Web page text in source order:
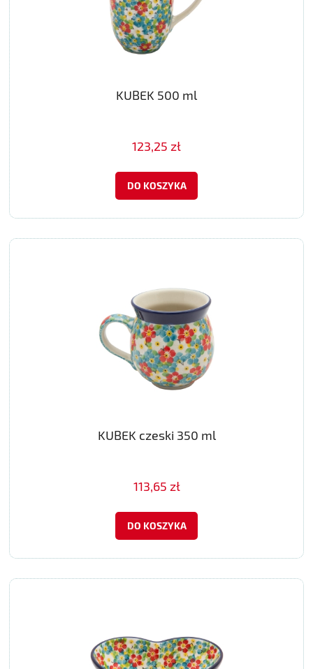
KUBEK 500 ml
123,25 zł
DO KOSZYKA
KUBEK czeski 350 ml
113,65 zł
DO KOSZYKA